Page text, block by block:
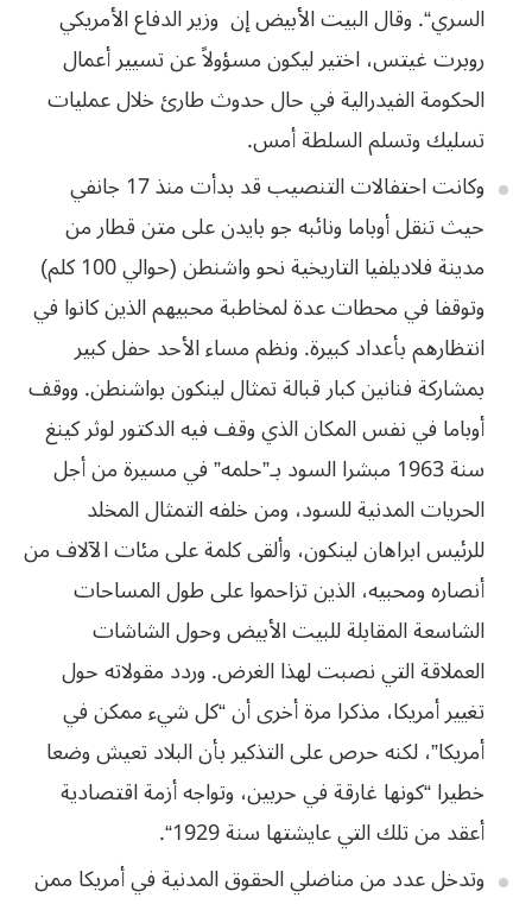
السري“.وقال البيت الأبيض إن وزير الدفاعالأمريكي
روبرتغيتس،اختيرليكونمسؤولاًعنتسييرأعمال
الحكومةالفيدراليةفيحالحدوثطارئخلالعمليات
تسليكوتسلمالسلطةأمس.
وكانت احتفالات
التنصيب قد بدأت منذ 17 جانفي
حيث تنقل أوباما ونائبه جو بايدن على متن قطار من
مدينة فلاديلفيا التاريخية نحو واشنطن (حوالي 100 كلم)
وتوقفا في محطات عدة لمخاطبةمحبيهم الذين كانوا في
انتظارهم بأعداد كبيرة. ونظم مساء الأحد حفل كبير
بمشاركةفنانين كبار قبالة تمثال لينكون بواشنطن. ووقف
أوباما في نفس المكان الذي وقف فيهالدكتور لوثر كينغ
سنة 1963 مبشرا السود بـ”حلمه” في مسيرة من أجل
الحريات المدنيةللسود، ومن خلفه التمثال المخلد
للرئيس ابراهان لينكون، وألقى كلمة على مئات الآلافمن
أنصاره ومحبيه، الذين تزاحموا على طول المساحات
الشاسعة المقابلة للبيت الأبيضوحول الشاشات
العملاقة التي نصبت لهذا الغرض. وردد مقولاته حول
تغيير أمريكا، مذكرامرة أخرى أن “كل شيء ممكن في
أمريكا”، لكنه حرص على التذكير بأن البلاد تعيش وضعا
خطيرا “كونها غارقة في حربين، وتواجه أزمةاقتصادية
أعقدمنتلكالتيعايشتهاسنة1929
“.
وتدخل عدد منمناضلي الحقوق المدنية في أمريكا ممن